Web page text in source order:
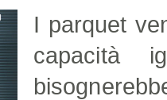
I parquet
capacità